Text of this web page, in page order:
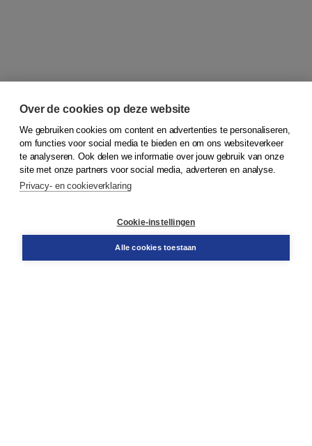
© 2026Koninklijke Boom uitgevers
Bestellen
Over de cookies op deze website
We gebruiken cookies om content en advertenties te personaliseren,
om functies voor social media te bieden en om ons websiteverkeer
te analyseren. Ook delen we informatie over jouw gebruik van onze
site met onze partners voor social media, adverteren en analyse.
Privacy- en cookieverklaring
Cookie-instellingen
Alle cookies toestaan